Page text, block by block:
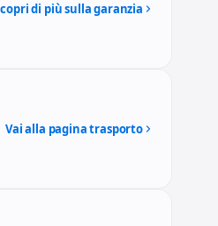
di più sulla garanzia
Vai alla pagina trasporto